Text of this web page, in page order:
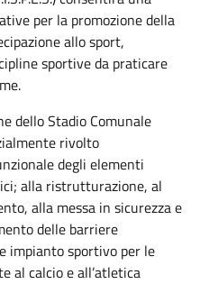
per la promozione della
allo sport,
sportive da praticare
dello Stadio Comunale
rivolto
degli elementi
alla ristrutturazione, al
alla messa in sicurezza e
delle barriere
impianto sportivo per le
al calcio e all’atletica